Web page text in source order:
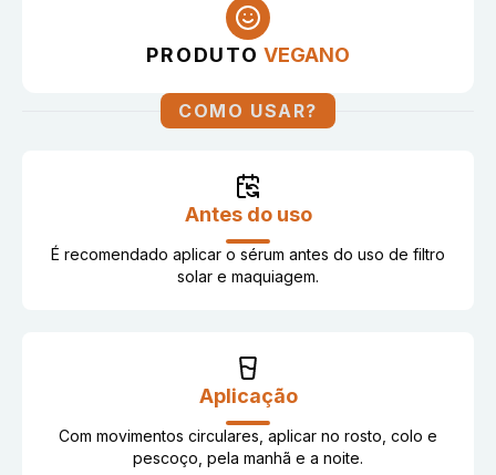
PRODUTO VEGANO
COMO USAR?
Antes do uso
É recomendado aplicar o sérum antes do uso de filtro
solar e maquiagem.
Aplicação
Com movimentos circulares, aplicar no rosto, colo e
pescoço, pela manhã e a noite.